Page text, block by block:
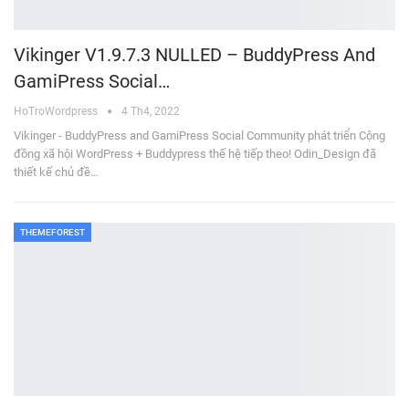
Vikinger V1.9.7.3 NULLED – BuddyPress And
GamiPress Social…
HoTroWordpress 4 Th4, 2022
Vikinger - BuddyPress and GamiPress Social Community phát triển Cộng
đồng xã hội WordPress + Buddypress thế hệ tiếp theo! Odin_Design đã
thiết kế chủ đề…
THEMEFOREST